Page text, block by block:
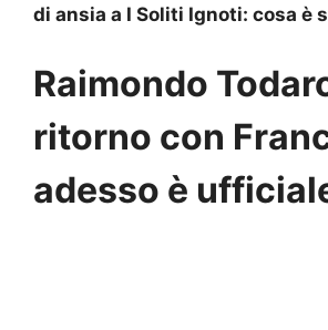
di ansia a I Soliti Ignoti: cosa è
Raimondo
ritorno con
adesso è